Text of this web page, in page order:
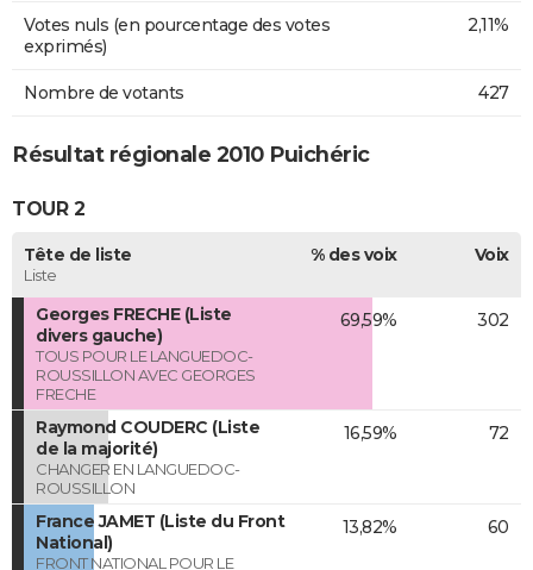
Votes nuls (en pourcentage des votes
exprimés)
2,11%
Nombre de votants 427
Résultat régionale 2010 Puichéric
TOUR 2
Tête de liste
Liste
% des voix Voix
Georges FRECHE (Liste
divers gauche)
TOUS POUR LE LANGUEDOC-
ROUSSILLON AVEC GEORGES
FRECHE
69,59% 302
Raymond COUDERC (Liste
de la majorité)
CHANGER EN LANGUEDOC-
ROUSSILLON
16,59% 72
France JAMET (Liste du Front
National)
FRONT NATIONAL POUR LE
13,82% 60